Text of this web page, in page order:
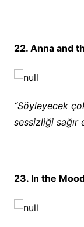
22. Anna and
“Söyleyecek
sessizliği sağır
23. In the